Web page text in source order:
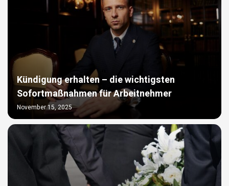
Kündigung erhalten – die wichtigsten
Sofortmaßnahmen für Arbeitnehmer
November 15, 2025